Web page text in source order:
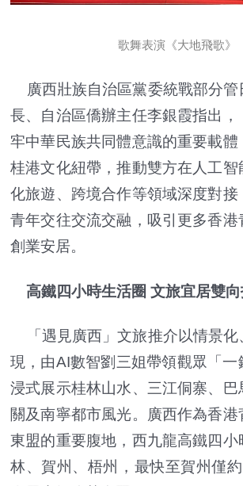
歌舞表演《大地飛歌》
廣西壯族自治區黨委統戰部分管
長、自治區僑辦主任李銀霞指出，
牢中華民族共同體意識的重要載體
桂港文化紐帶，推動雙方在人工智
化旅遊、跨境合作等領域深度對接
青年交往交流交融，吸引更多香港
創業安居。
高鐵四小時生活圈 文旅宜居雙
「遇見廣西」文旅推介以情景化
現，由AI數智劉三姐帶領觀眾「一
浸式展示桂林山水、三江侗寨、巴
關及南寧都市風光。廣西作為香港
東盟的重要腹地，西九龍高鐵四小
林、賀州、梧州，最快至賀州僅